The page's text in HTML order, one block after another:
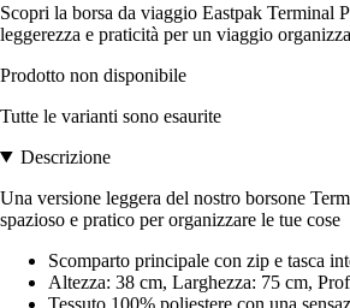
Scopri la borsa da viaggio Eastpak Terminal
leggerezza e praticità per un viaggio
Prodotto non disponibile
Tutte le varianti sono esaurite
Descrizione
Una versione leggera del nostro borsone
spazioso e pratico per organizzare le tue cose
Scomparto principale con zip e tasca
Altezza: 38 cm, Larghezza: 75 cm,
Tessuto 100% poliestere con una